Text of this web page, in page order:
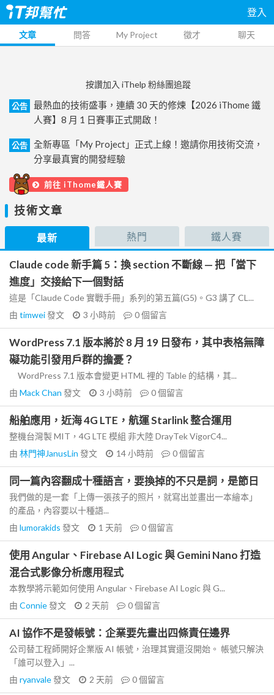
登入
文章 問答 My Project 徵才 聊天
按讚加入 iThelp 粉絲團追蹤
公告
最熱血的技術盛事，連續 30 天的修煉【2026 iThome 鐵
人賽】8 月 1 日賽事正式開啟！
公告
全新專區「My Project」正式上線！邀請你用技術交流，
分享最真實的開發經驗
前往 iThome鐵人賽
技術文章
最新 熱門 鐵人賽
Claude code 新手篇 5：換 section 不斷線 — 把「當下
進度」交接給下一個對話
這是「Claude Code 實戰手冊」系列的第五篇(G5)。G3 講了 CL...
由 timwei發文 3 小時前 0個留言
WordPress 7.1 版本將於 8 月 19 日發布，其中表格無障
礙功能引發用戶群的擔憂？
WordPress 7.1 版本會變更 HTML 裡的 Table 的結構，其...
由 Mack Chan 發文 3 小時前 0個留言
船舶應用，近海 4G LTE，航運 Starlink 整合運用
整機台灣製 MIT，4G LTE 模組 非大陸 DrayTek VigorC4...
由 林門神JanusLin 發文 14 小時前 0個留言
同一篇內容翻成十種語言，要換掉的不只是詞，是節日
我們做的是一套「上傳一張孩子的照片，就寫出並畫出一本繪本」
的產品，內容要以十種語...
由 lumorakids 發文 1 天前 0個留言
使用 Angular、Firebase AI Logic 與 Gemini Nano 打造
混合式影像分析應用程式
本教學將示範如何使用 Angular、Firebase AI Logic 與 G...
由 Connie發文 2 天前 0個留言
AI 協作不是發帳號：企業要先畫出四條責任邊界
公司替工程師開好企業版 AI 帳號，治理其實還沒開始。 帳號只解決
「誰可以登入」...
由 ryanvale發文 2 天前 0個留言